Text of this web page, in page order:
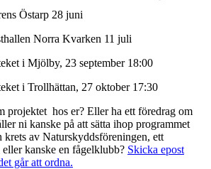
Östarp 28 juni
Norra Kvarken 11 juli
i Mjölby, 23 september 18:00
i Trollhättan, 27 oktober 17:30
projektet hos er? Eller ha ett föredrag om
ni kanske på att sätta ihop programmet
krets av Naturskyddsföreningen, ett
kanske en fågelklubb? Skicka epost
går att ordna.